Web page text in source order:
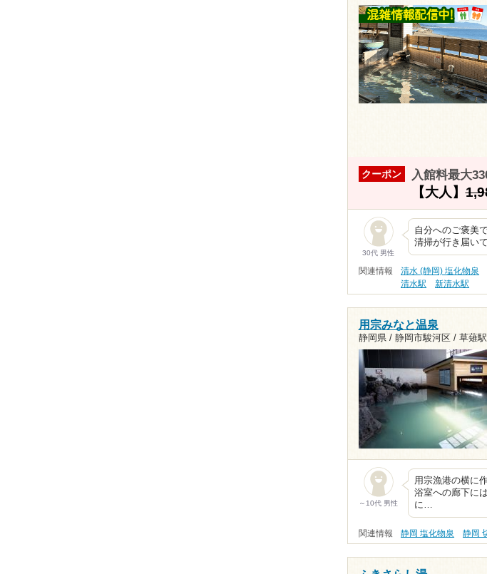
クーポン 入館料最大
【大人】
30代 男性
自分へのご褒美
清掃が行き届い
関連情報 清水 (静岡) 塩化物泉
清水駅
新清水駅
用宗みなと温泉
静岡県 / 静岡市駿河区 / 草薙
～10代 男性
用宗漁港の横に
浴室への廊下に
に…
関連情報 静岡 塩化物泉 静岡